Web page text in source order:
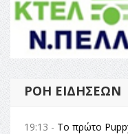
ΡΟΉ ΕΙΔΉΣΕΩΝ
19:13 - Το πρώτο